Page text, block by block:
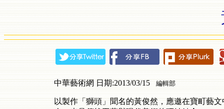
中華藝術網 日期:2013/03/15 編輯部
以製作「獅頭」聞名的黃俊然，應邀在寶町藝